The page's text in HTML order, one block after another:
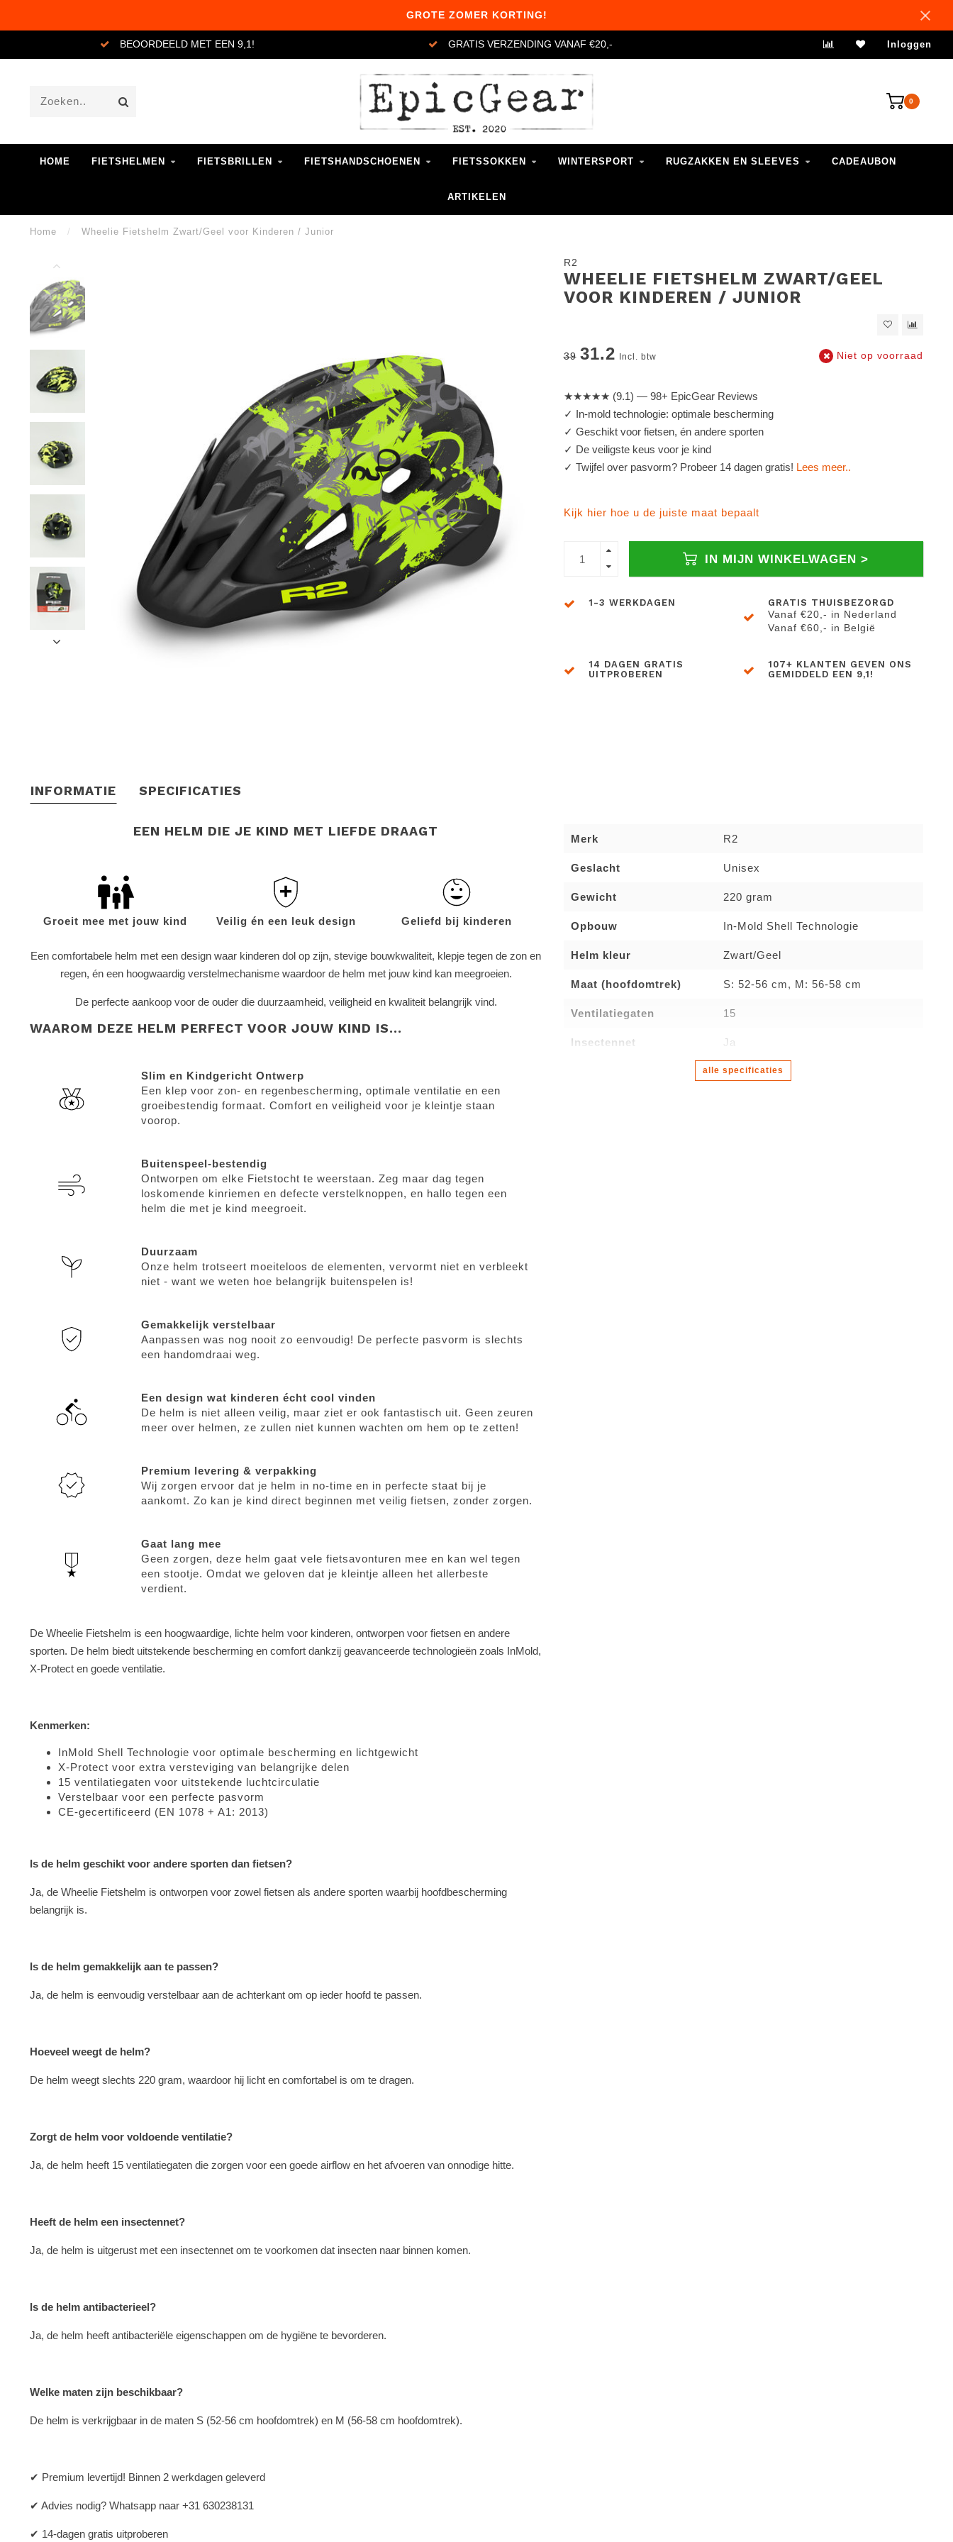
GROTE ZOMER KORTING!
BEOORDEELD MET EEN 9,1! GRATIS VERZENDING VANAF €20,- VERZENDING 1-3 WERKDAGEN
Inloggen
0
HOME FIETSHELMEN FIETSBRILLEN FIETSHANDSCHOENEN FIETSSOKKEN WINTERSPORT RUGZAKKEN EN SLEEVES CADEAUBON
ARTIKELEN
Home / Wheelie Fietshelm Zwart/Geel voor Kinderen / Junior
R2
WHEELIE FIETSHELM ZWART/GEEL
VOOR KINDEREN / JUNIOR
39 31.2 Incl. btw Niet op voorraad
★★★★★ (9.1) — 98+ EpicGear Reviews
✓ In-mold technologie: optimale bescherming
✓ Geschikt voor fietsen, én andere sporten
✓ De veiligste keus voor je kind
✓ Twijfel over pasvorm? Probeer 14 dagen gratis! Lees meer..
Kijk hier hoe u de juiste maat bepaalt
IN MIJN WINKELWAGEN >
1-3 WERKDAGEN
GRATIS THUISBEZORGD
Vanaf €20,- in Nederland
Vanaf €60,- in België
14 DAGEN GRATIS
UITPROBEREN
107+ KLANTEN GEVEN ONS
GEMIDDELD EEN 9,1!
INFORMATIE SPECIFICATIES
EEN HELM DIE JE KIND MET LIEFDE DRAAGT
Groeit mee met jouw kind Veilig én een leuk design Geliefd bij kinderen
Een comfortabele helm met een design waar kinderen dol op zijn, stevige bouwkwaliteit, klepje tegen de zon en
regen, én een hoogwaardig verstelmechanisme waardoor de helm met jouw kind kan meegroeien.
De perfecte aankoop voor de ouder die duurzaamheid, veiligheid en kwaliteit belangrijk vind.
WAAROM DEZE HELM PERFECT VOOR JOUW KIND IS...
Slim en Kindgericht Ontwerp
Een klep voor zon- en regenbescherming, optimale ventilatie en een
groeibestendig formaat. Comfort en veiligheid voor je kleintje staan
voorop.
Buitenspeel-bestendig
Ontworpen om elke Fietstocht te weerstaan. Zeg maar dag tegen
loskomende kinriemen en defecte verstelknoppen, en hallo tegen een
helm die met je kind meegroeit.
Duurzaam
Onze helm trotseert moeiteloos de elementen, vervormt niet en verbleekt
niet - want we weten hoe belangrijk buitenspelen is!
Gemakkelijk verstelbaar
Aanpassen was nog nooit zo eenvoudig! De perfecte pasvorm is slechts
een handomdraai weg.
Een design wat kinderen écht cool vinden
De helm is niet alleen veilig, maar ziet er ook fantastisch uit. Geen zeuren
meer over helmen, ze zullen niet kunnen wachten om hem op te zetten!
Premium levering & verpakking
Wij zorgen ervoor dat je helm in no-time en in perfecte staat bij je
aankomt. Zo kan je kind direct beginnen met veilig fietsen, zonder zorgen.
Gaat lang mee
Geen zorgen, deze helm gaat vele fietsavonturen mee en kan wel tegen
een stootje. Omdat we geloven dat je kleintje alleen het allerbeste
verdient.
De Wheelie Fietshelm is een hoogwaardige, lichte helm voor kinderen, ontworpen voor fietsen en andere
sporten. De helm biedt uitstekende bescherming en comfort dankzij geavanceerde technologieën zoals InMold,
X-Protect en goede ventilatie.
Kenmerken:
InMold Shell Technologie voor optimale bescherming en lichtgewicht
X-Protect voor extra versteviging van belangrijke delen
15 ventilatiegaten voor uitstekende luchtcirculatie
Verstelbaar voor een perfecte pasvorm
CE-gecertificeerd (EN 1078 + A1: 2013)
Is de helm geschikt voor andere sporten dan fietsen?
Ja, de Wheelie Fietshelm is ontworpen voor zowel fietsen als andere sporten waarbij hoofdbescherming
belangrijk is.
Is de helm gemakkelijk aan te passen?
Ja, de helm is eenvoudig verstelbaar aan de achterkant om op ieder hoofd te passen.
Hoeveel weegt de helm?
De helm weegt slechts 220 gram, waardoor hij licht en comfortabel is om te dragen.
Zorgt de helm voor voldoende ventilatie?
Ja, de helm heeft 15 ventilatiegaten die zorgen voor een goede airflow en het afvoeren van onnodige hitte.
Heeft de helm een insectennet?
Ja, de helm is uitgerust met een insectennet om te voorkomen dat insecten naar binnen komen.
Is de helm antibacterieel?
Ja, de helm heeft antibacteriële eigenschappen om de hygiëne te bevorderen.
Welke maten zijn beschikbaar?
De helm is verkrijgbaar in de maten S (52-56 cm hoofdomtrek) en M (56-58 cm hoofdomtrek).
✔ Premium levertijd! Binnen 2 werkdagen geleverd
✔ Advies nodig? Whatsapp naar +31 630238131
✔ 14-dagen gratis uitproberen
Merk R2
Geslacht Unisex
Gewicht 220 gram
Opbouw In-Mold Shell Technologie
Helm kleur Zwart/Geel
Maat (hoofdomtrek) S: 52-56 cm, M: 56-58 cm
Ventilatiegaten 15
Insectennet Ja
alle specificaties